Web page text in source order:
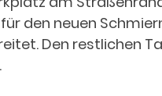
den neuen
Den restlichen